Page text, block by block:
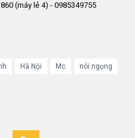
(máy lẻ 4) - 0985349755
Hà Nội Mc nói ngọng